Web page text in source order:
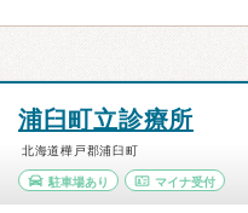
浦臼町立診療所
北海道樺戸郡浦臼町
駐車場あり マイナ受付